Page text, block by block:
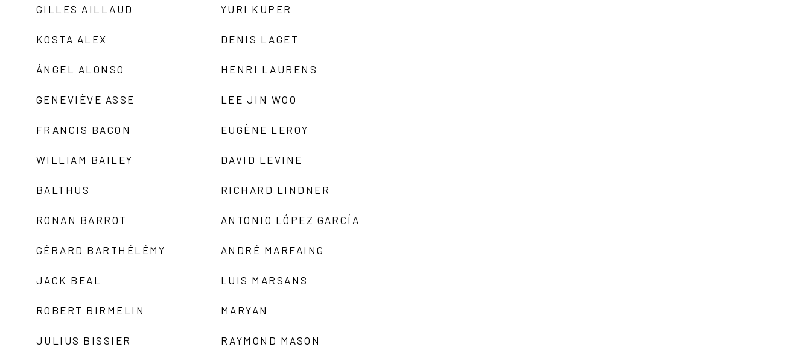
GILLES AILLAUD
KOSTA ALEX
ÁNGEL ALONSO
GENEVIÈVE ASSE
FRANCIS BACON
WILLIAM BAILEY
BALTHUS
RONAN BARROT
GÉRARD BARTHÉLÉMY
JACK BEAL
ROBERT BIRMELIN
JULIUS BISSIER
YURI KUPER
DENIS LAGET
HENRI LAURENS
LEE JIN WOO
EUGÈNE LEROY
DAVID LEVINE
RICHARD LINDNER
ANTONIO LÓPEZ GARCÍA
ANDRÉ MARFAING
LUIS MARSANS
MARYAN
RAYMOND MASON